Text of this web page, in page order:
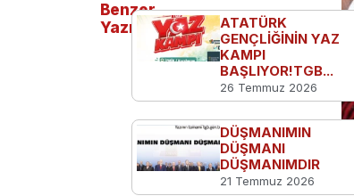
Benzer
Yazılar
ATATÜRK
GENÇLİĞİNİN YAZ
KAMPI
BAŞLIYOR!TGB...
26 Temmuz 2026
DÜŞMANIMIN
DÜŞMANI
DÜŞMANIMDIR
21 Temmuz 2026